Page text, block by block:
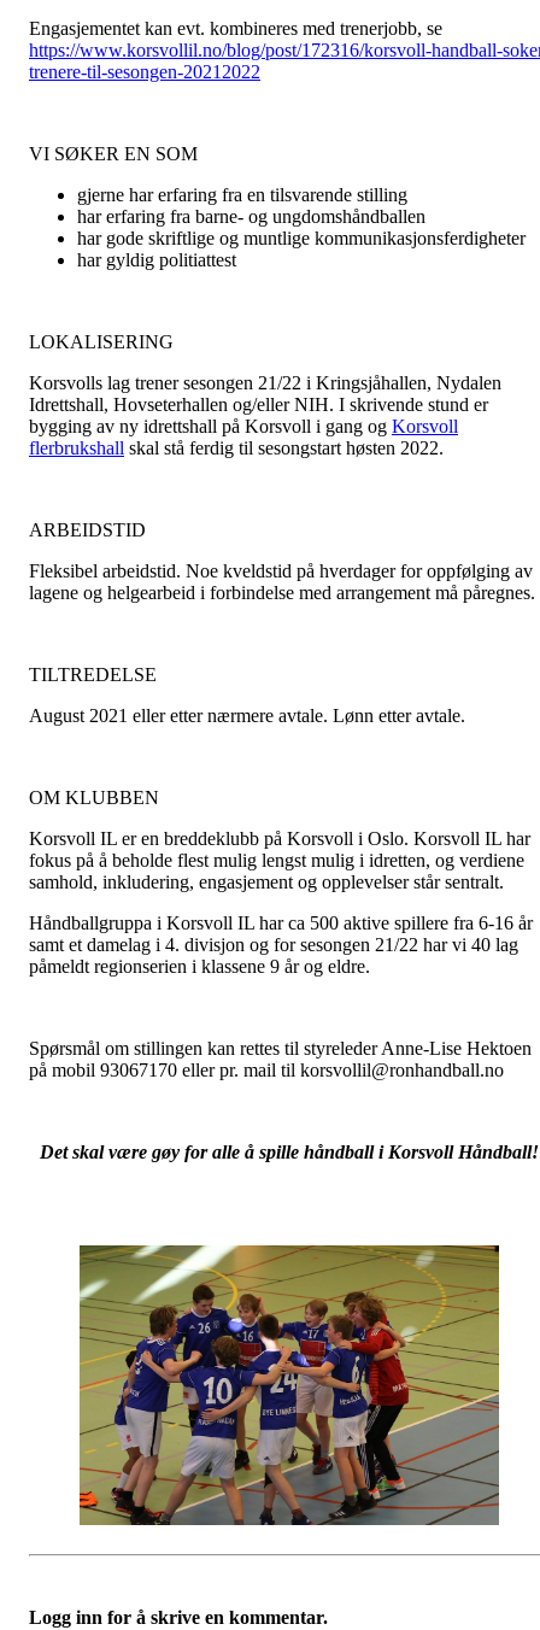
Engasjementet kan evt. kombineres med trenerjobb, se
https://www.korsvollil.no/blog/post/172316/korsvoll-handball-
trenere-til-sesongen-20212022
VI SØKER EN SOM
gjerne har erfaring fra en tilsvarende stilling
har erfaring fra barne- og ungdomshåndballen
har gode skriftlige og muntlige kommunikasjonsferdigheter
har gyldig politiattest
LOKALISERING
Korsvolls lag trener sesongen 21/22 i Kringsjåhallen, Nydalen
Idrettshall, Hovseterhallen og/eller NIH. I skrivende stund er
bygging av ny idrettshall på Korsvoll i gang og Korsvoll
flerbrukshall skal stå ferdig til sesongstart høsten 2022.
ARBEIDSTID
Fleksibel arbeidstid. Noe kveldstid på hverdager for oppfølging av
lagene og helgearbeid i forbindelse med arrangement må påregnes.
TILTREDELSE
August 2021 eller etter nærmere avtale. Lønn etter avtale.
OM KLUBBEN
Korsvoll IL er en breddeklubb på Korsvoll i Oslo. Korsvoll IL har
fokus på å beholde flest mulig lengst mulig i idretten, og verdiene
samhold, inkludering, engasjement og opplevelser står sentralt.
Håndballgruppa i Korsvoll IL har ca 500 aktive spillere fra 6-16 år
samt et damelag i 4. divisjon og for sesongen 21/22 har vi 40 lag
påmeldt regionserien i klassene 9 år og eldre.
Spørsmål om stillingen kan rettes til styreleder Anne-Lise Hektoen
på mobil 93067170 eller pr. mail til korsvollil@ronhandball.no
Det skal være gøy for alle å spille håndball i Korsvoll Håndball!
Logg inn for å skrive en kommentar.